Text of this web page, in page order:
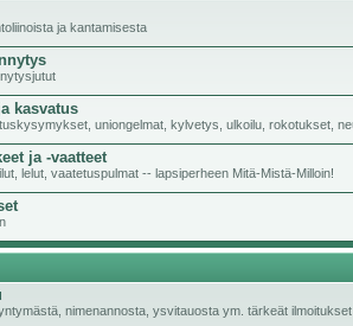
ja kantamisesta
kasvatus
uniongelmat, kylvetys, ulkoilu, rokotukset,
ja -vaatteet
lelut, vaatetuspulmat -- lapsiperheen Mitä-Mistä-Milloin!
nimenannosta, ysvitauosta ym. tärkeät ilmoitukset